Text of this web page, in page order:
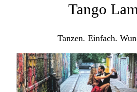
Tango
Tanzen. Einfach.